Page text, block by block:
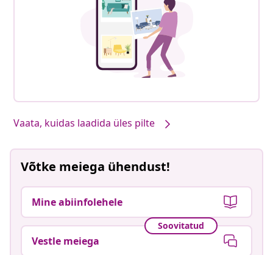
Vaata, kuidas laadida üles pilte
Võtke meiega ühendust!
Mine abiinfolehele
Soovitatud
Vestle meiega